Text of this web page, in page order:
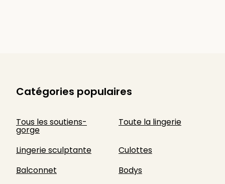
Catégories populaires
Tous les soutiens-
gorge
Toute la lingerie
Lingerie sculptante
Culottes
Balconnet
Bodys